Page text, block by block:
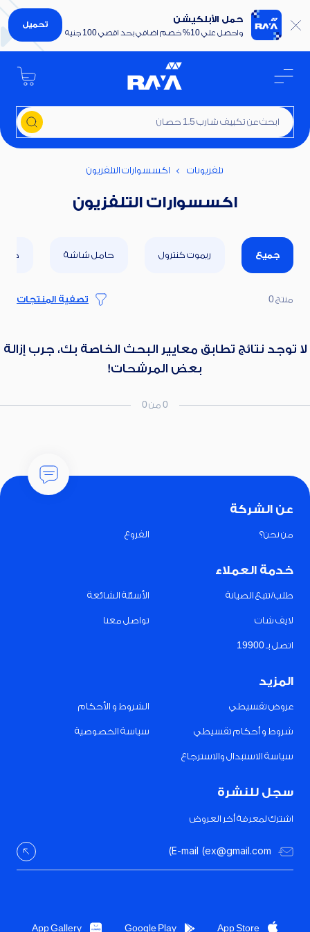
حمل الأبلكيشن
واحصل علي 10% خصم اضافي بحد اقصي 100 جنية
تحميل
ابحث عن تكييف شارب 1.5 حصان
تلفزيونات اكسسوارات التلفزيون
اكسسوارات التلفزيون
جميع ريموت كنترول حامل شاشة
منتج 0 تصفية المنتجات
لا توجد نتائج تطابق معايير البحث الخاصة بك، جرب إزالة
بعض المرشحات!
0 من 0
عن الشركة
من نحن؟ الفروع
خدمة العملاء
طلب/تتبع الصيانة الأسئلة الشائعة
لايف شات تواصل معنا
اتصل بـ 19900
المزيد
عروض تقسيطي الشروط و الأحكام
شروط و أحكام تقسيطي سياسة الخصوصية
سياسة الاستبدال والاسترجاع
سجل للنشرة
اشترك لمعرفة أخر العروض
App Store
Google Play
App Gallery